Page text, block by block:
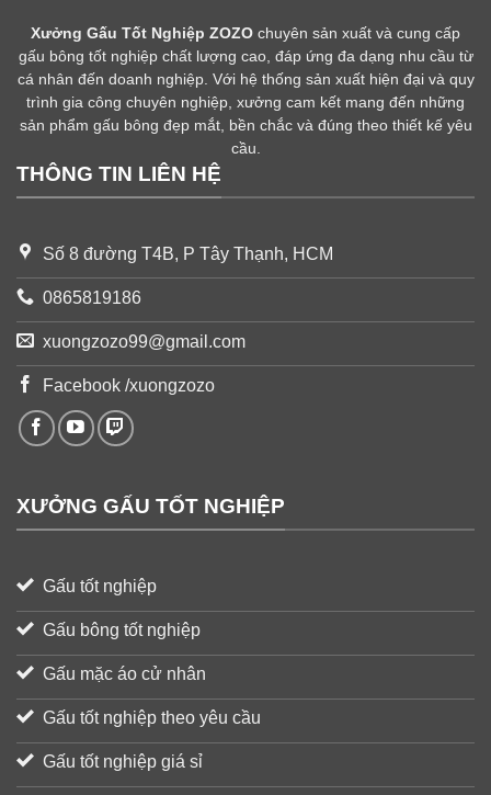
Xưởng Gấu Tốt Nghiệp ZOZO chuyên sản xuất và cung cấp
gấu bông tốt nghiệp chất lượng cao, đáp ứng đa dạng nhu cầu từ
cá nhân đến doanh nghiệp. Với hệ thống sản xuất hiện đại và quy
trình gia công chuyên nghiệp, xưởng cam kết mang đến những
sản phẩm gấu bông đẹp mắt, bền chắc và đúng theo thiết kế yêu
cầu.
THÔNG TIN LIÊN HỆ
Số 8 đường T4B, P Tây Thạnh, HCM
0865819186
xuongzozo99@gmail.com
Facebook /xuongzozo
XƯỞNG GẤU TỐT NGHIỆP
Gấu tốt nghiệp
Gấu bông tốt nghiệp
Gấu mặc áo cử nhân
Gấu tốt nghiệp theo yêu cầu
Gấu tốt nghiệp giá sỉ